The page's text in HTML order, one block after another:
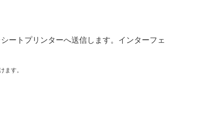
ートプリンターへ送信します。インターフェ
す。